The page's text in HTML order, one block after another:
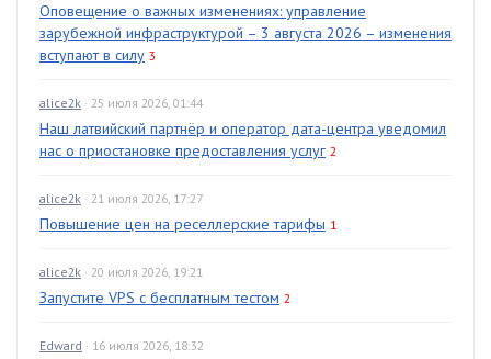
Оповещение о важных изменениях: управление
зарубежной инфраструктурой – 3 августа 2026 – изменения
вступают в силу 3
alice2k · 25 июля 2026, 01:44
Наш латвийский партнёр и оператор дата-центра уведомил
нас о приостановке предоставления услуг 2
alice2k · 21 июля 2026, 17:27
Повышение цен на реселлерские тарифы 1
alice2k · 20 июля 2026, 19:21
Запустите VPS с бесплатным тестом 2
Edward · 16 июля 2026, 18:32